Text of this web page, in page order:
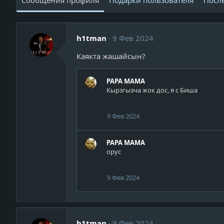
h1tman
9 Фев 2024
Каякта жашайсын?
PAPA MAMA
Кырзгызча жок дос, я с Биша
9 Фев 2024
PAPA MAMA
орус
9 Фев 2024